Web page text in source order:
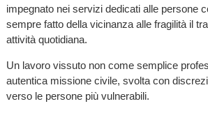
impegnato nei servizi dedicati alle persone
sempre fatto della vicinanza alle fragilità il
attività quotidiana.
Un lavoro vissuto non come semplice
autentica missione civile, svolta con
verso le persone più vulnerabili.